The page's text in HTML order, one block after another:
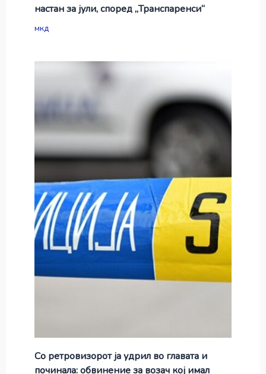
настан за јули, според „Транспаренси“
мкд
Со ретровизорот ја удрил во главата и
починала: обвинение за возач кој имал